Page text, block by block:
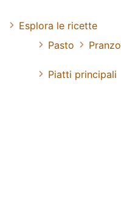
Esplora le ricette
Pasto
Pranzo
Piatti principali